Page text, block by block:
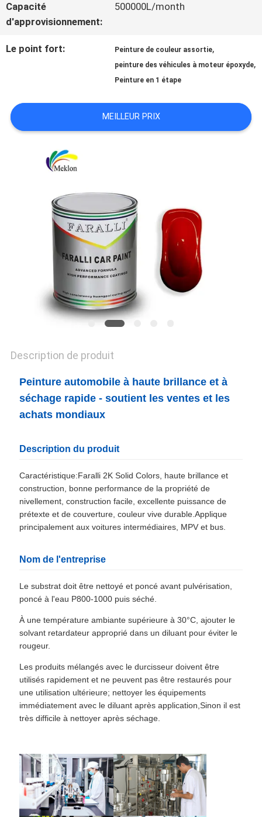
CONTACT
DEMANDE
DE
SOUMISSION
POLITIQUE
CONFIDENTIALITÉ
Capacité
d'approvisionnement:
500000L/month
Le point fort: Peinture de couleur assortie,
peinture des véhicules à moteur époxyde,
Peinture en 1 étape
MEILLEUR PRIX
Description de produit
Peinture automobile à haute brillance et à
séchage rapide - soutient les ventes et les
achats mondiaux
Description du produit
Caractéristique:Faralli 2K Solid Colors, haute brillance et
construction, bonne performance de la propriété de
nivellement, construction facile, excellente puissance de
prétexte et de couverture, couleur vive durable.Applique
principalement aux voitures intermédiaires, MPV et bus.
Nom de l'entreprise
Le substrat doit être nettoyé et poncé avant pulvérisation,
poncé à l'eau P800-1000 puis séché.
À une température ambiante supérieure à 30°C, ajouter le
solvant retardateur approprié dans un diluant pour éviter le
rougeur.
Les produits mélangés avec le durcisseur doivent être
utilisés rapidement et ne peuvent pas être restaurés pour
une utilisation ultérieure; nettoyer les équipements
immédiatement avec le diluant après application,Sinon il est
très difficile à nettoyer après séchage.